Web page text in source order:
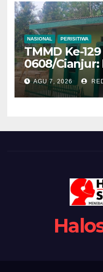
NASIONAL PERISITIWA
TMMD Ke-
0608/
Penuh
Bapak
Semakin
AGU 7, 2026